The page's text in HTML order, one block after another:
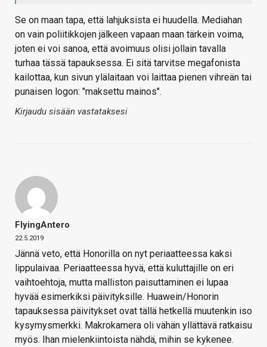
Se on maan tapa, että lahjuksista ei huudella. Mediahan
on vain poliitikkojen jälkeen vapaan maan tärkein voima,
joten ei voi sanoa, että avoimuus olisi jollain tavalla
turhaa tässä tapauksessa. Ei sitä tarvitse megafonista
kailottaa, kun sivun ylälaitaan voi laittaa pienen vihreän tai
punaisen logon: "maksettu mainos".
Kirjaudu sisään vastataksesi
FlyingAntero
22.5.2019
Jännä veto, että Honorilla on nyt periaatteessa kaksi
lippulaivaa. Periaatteessa hyvä, että kuluttajille on eri
vaihtoehtoja, mutta malliston paisuttaminen ei lupaa
hyvää esimerkiksi päivityksille. Huawein/Honorin
tapauksessa päivitykset ovat tällä hetkellä muutenkin iso
kysymysmerkki. Makrokamera oli vähän yllättävä ratkaisu
myös. Ihan mielenkiintoista nähdä, mihin se kykenee.